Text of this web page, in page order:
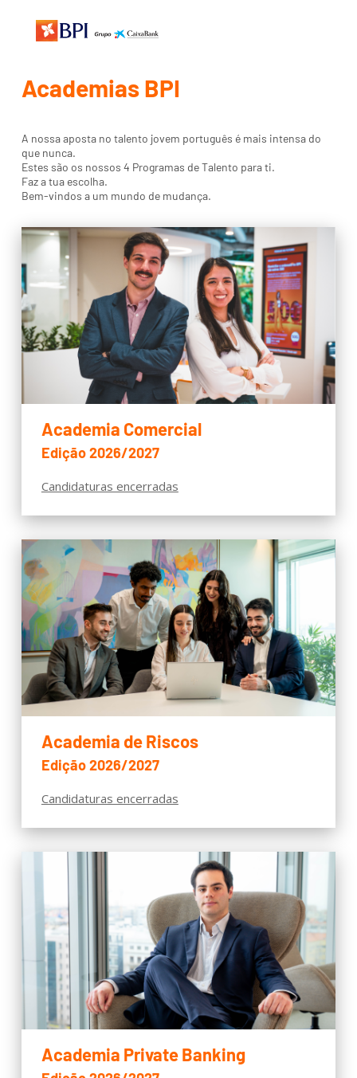
Academias BPI
A nossa aposta no talento jovem português é mais intensa do
que nunca.
Estes são os nossos 4 Programas de Talento para ti.
Faz a tua escolha.
Bem-vindos a um mundo de mudança.
Academia Comercial
Edição 2026/2027
Candidaturas encerradas
Academia de Riscos
Edição 2026/2027
Candidaturas encerradas
Academia Private Banking